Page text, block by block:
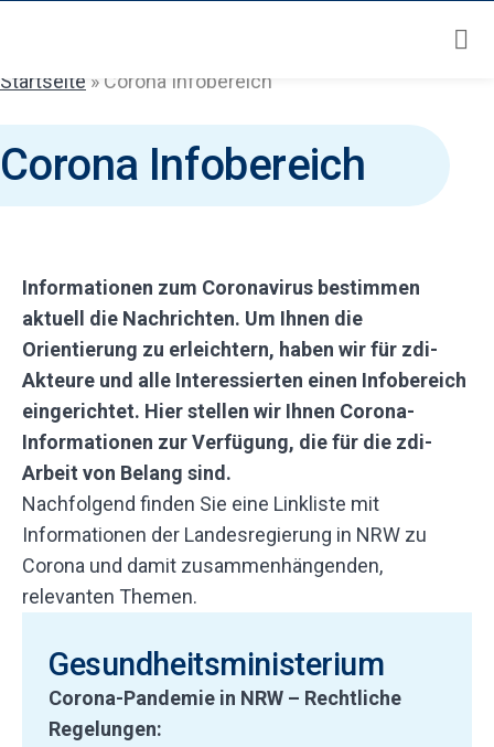
springen
Startseite » Corona Infobereich
Corona Infobereich
Informationen zum Coronavirus bestimmen
aktuell die Nachrichten. Um Ihnen die
Orientierung zu erleichtern, haben wir für zdi-
Akteure und alle Interessierten einen Infobereich
eingerichtet. Hier stellen wir Ihnen Corona-
Informationen zur Verfügung, die für die zdi-
Arbeit von Belang sind.
Nachfolgend finden Sie eine Linkliste mit
Informationen der Landesregierung in NRW zu
Corona und damit zusammenhängenden,
relevanten Themen.
Gesundheitsministerium
Corona-Pandemie in NRW – Rechtliche
Regelungen: